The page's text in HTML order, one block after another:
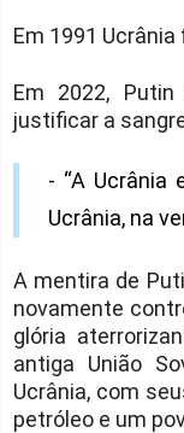
Em 1991
Em 2022,
justificar a
- “A Ucrânia
Ucrânia, na
A mentira de
novamente
glória
antiga União
Ucrânia, com
petróleo e um